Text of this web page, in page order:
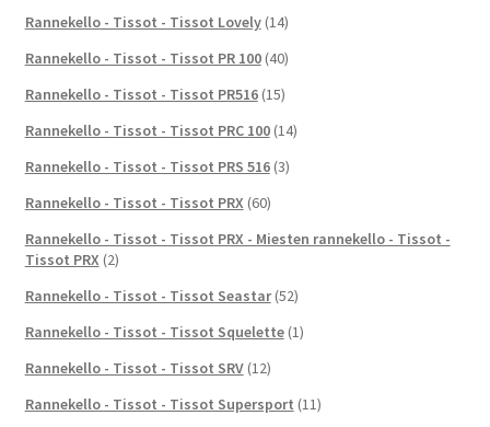
Rannekello - Tissot - Tissot Lovely (14)
Rannekello - Tissot - Tissot PR 100 (40)
Rannekello - Tissot - Tissot PR516 (15)
Rannekello - Tissot - Tissot PRC 100 (14)
Rannekello - Tissot - Tissot PRS 516 (3)
Rannekello - Tissot - Tissot PRX (60)
Rannekello - Tissot - Tissot PRX - Miesten rannekello - Tissot -
Tissot PRX (2)
Rannekello - Tissot - Tissot Seastar (52)
Rannekello - Tissot - Tissot Squelette (1)
Rannekello - Tissot - Tissot SRV (12)
Rannekello - Tissot - Tissot Supersport (11)